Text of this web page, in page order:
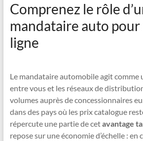
Comprenez le rôle
mandataire auto pour
ligne
Le mandataire automobile agit comme
entre vous et les réseaux de
volumes auprès de concessionnaires
dans des pays où les prix catalogue
répercute une partie de cetavantage
repose sur une économie d’échelle : en